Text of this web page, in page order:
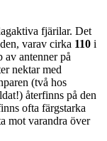
fjärilar. Det
varav cirka 110 i
antenner på
nektar med
(två hos
återfinns på den
ofta färgstarka
mot varandra över